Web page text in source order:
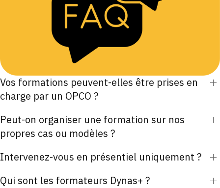
Vos formations peuvent-elles être prises en
charge par un OPCO ?
Peut-on organiser une formation sur nos
propres cas ou modèles ?
Intervenez-vous en présentiel uniquement ?
Qui sont les formateurs Dynas+ ?